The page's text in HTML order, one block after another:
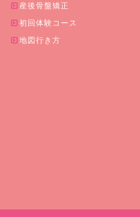
産後骨盤矯正
初回体験コース
地図行き方